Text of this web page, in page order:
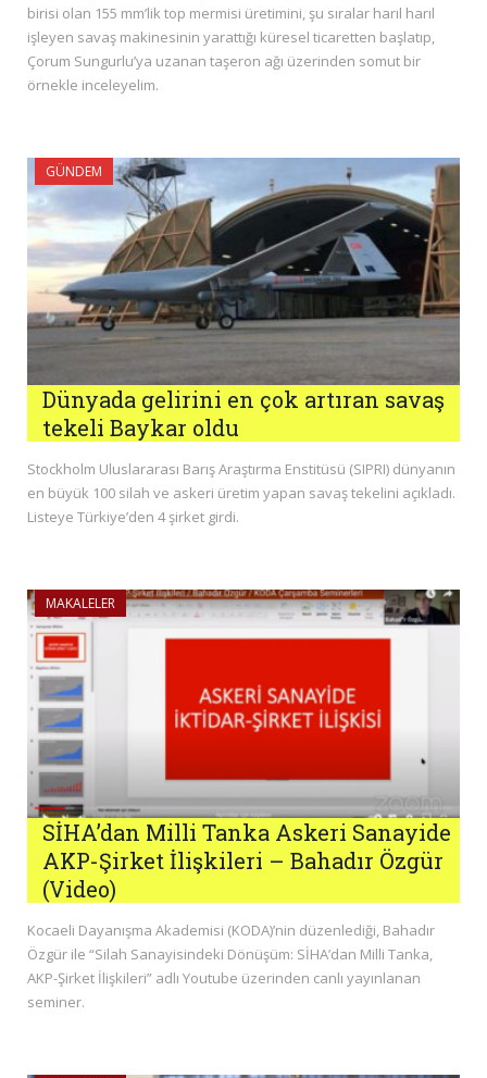
birisi olan 155 mm’lik top mermisi üretimini, şu sıralar harıl harıl
işleyen savaş makinesinin yarattığı küresel ticaretten başlatıp,
Çorum Sungurlu’ya uzanan taşeron ağı üzerinden somut bir
örnekle inceleyelim.
GÜNDEM
Dünyada gelirini en çok artıran savaş
tekeli Baykar oldu
Stockholm Uluslararası Barış Araştırma Enstitüsü (SIPRI) dünyanın
en büyük 100 silah ve askeri üretim yapan savaş tekelini açıkladı.
Listeye Türkiye’den 4 şirket girdi.
MAKALELER
SİHA’dan Milli Tanka Askeri Sanayide
AKP-Şirket İlişkileri – Bahadır Özgür
(Video)
Kocaeli Dayanışma Akademisi (KODA)’nin düzenlediği, Bahadır
Özgür ile “Silah Sanayisindeki Dönüşüm: SİHA’dan Milli Tanka,
AKP-Şirket İlişkileri” adlı Youtube üzerinden canlı yayınlanan
seminer.